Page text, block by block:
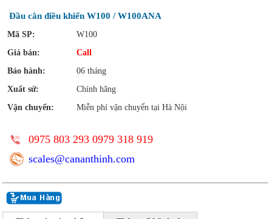
Đầu cân điều khiển W100 / W100ANA
Mã SP:
W100
Giá bán:
Call
Bảo hành:
06 tháng
Xuất sứ:
Chính hãng
Vận chuyển:
Miễn phí vận chuyển tại Hà Nội
0975 803 293 0979 318 919
scales@cananthinh.com